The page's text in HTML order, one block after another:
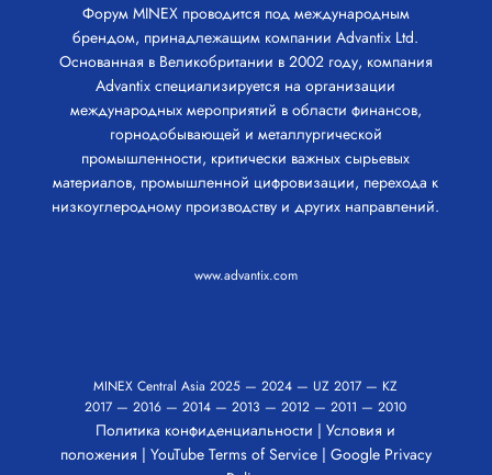
Форум MINEX проводится под международным
брендом, принадлежащим компании Advantix Ltd.
Основанная в Великобритании в 2002 году, компания
Advantix специализируется на организации
международных мероприятий в области финансов,
горнодобывающей и металлургической
промышленности, критически важных сырьевых
материалов, промышленной цифровизации, перехода к
низкоуглеродному производству и других направлений.
www.advantix.com
MINEX Central Asia2025 —2024 — UZ 2017 — KZ
2017 —2016 —2014 —2013 —2012 —2011 —2010
Политика конфиденциальности |Условия и
положения | YouTube Terms of Service| Google Privacy